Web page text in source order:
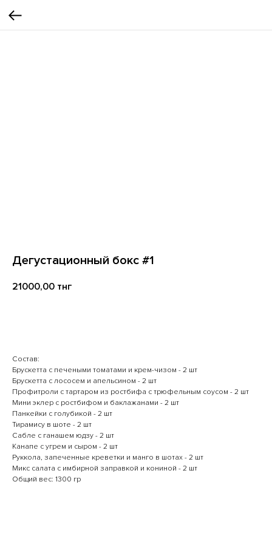
Дегустационный бокс #1
21000,00 тнг
Состав:
Брускетта с печеными томатами и крем-чизом - 2 шт
Брускетта с лососем и апельсином - 2 шт
Профитроли с тартаром из ростбифа с трюфельным соусом - 2 шт
Мини эклер с ростбифом и баклажанами - 2 шт
Панкейки с голубикой - 2 шт
Тирамису в шоте - 2 шт
Сабле с ганашем юдзу - 2 шт
Канапе с угрем и сыром - 2 шт
Руккола, запеченные креветки и манго в шотах - 2 шт
Микс салата с имбирной заправкой и кониной - 2 шт
Общий вес: 1300 гр